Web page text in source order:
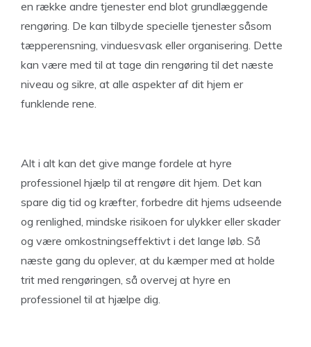
en række andre tjenester end blot grundlæggende
rengøring. De kan tilbyde specielle tjenester såsom
tæpperensning, vinduesvask eller organisering. Dette
kan være med til at tage din rengøring til det næste
niveau og sikre, at alle aspekter af dit hjem er
funklende rene.
Alt i alt kan det give mange fordele at hyre
professionel hjælp til at rengøre dit hjem. Det kan
spare dig tid og kræfter, forbedre dit hjems udseende
og renlighed, mindske risikoen for ulykker eller skader
og være omkostningseffektivt i det lange løb. Så
næste gang du oplever, at du kæmper med at holde
trit med rengøringen, så overvej at hyre en
professionel til at hjælpe dig.